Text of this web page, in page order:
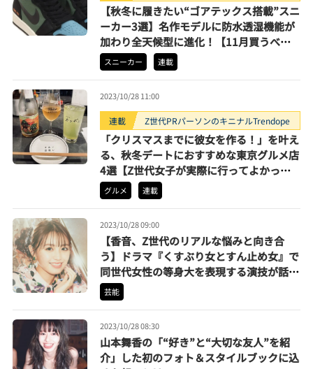
うべきスニーカー3選。
【秋冬に履きたい“ゴアテックス搭載”スニ
ーカー3選】名作モデルに防水透湿機能が
加わり全天候型に進化！【11月買うべき
モデル】
スニーカー 連載
2023/10/28 11:00
連載 Z世代PRパーソンのキニナルTrendope
「クリスマスまでに彼女を作る！」を叶え
る、秋冬デートにおすすめな東京グルメ店
4選【Z世代女子が実際に行ってよかった
店】
グルメ 連載
2023/10/28 09:00
【香音、Z世代のリアルな悩みと向き合
う】ドラマ『くすぶり女とすん止め女』で
同世代女性の等身大を表現する演技が話
題！
芸能
2023/10/28 08:30
山本舞香の「“好き”と“大切な友人”を紹
介」した初のフォト＆スタイルブックに込